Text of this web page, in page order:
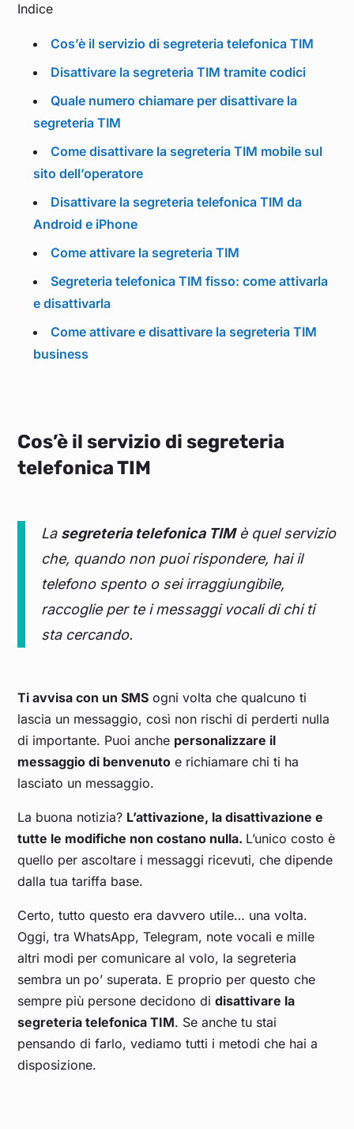
Indice
Cos’è il servizio di segreteria telefonica TIM
Disattivare la segreteria TIM tramite codici
Quale numero chiamare per disattivare la
segreteria TIM
Come disattivare la segreteria TIM mobile sul
sito dell’operatore
Disattivare la segreteria telefonica TIM da
Android e iPhone
Come attivare la segreteria TIM
Segreteria telefonica TIM fisso: come attivarla
e disattivarla
Come attivare e disattivare la segreteria TIM
business
Cos’è il servizio di segreteria
telefonica TIM
La segreteria telefonica TIMè quel servizio
che, quando non puoi rispondere, hai il
telefono spento o sei irraggiungibile,
raccoglie per te i messaggi vocali di chi ti
sta cercando.
Ti avvisa con un SMS ogni volta che qualcuno ti
lascia un messaggio, così non rischi di perderti nulla
di importante. Puoi anche personalizzare il
messaggio di benvenuto e richiamare chi ti ha
lasciato un messaggio.
La buona notizia? L’attivazione, la disattivazione e
tutte le modifiche non costano nulla. L’unico costo è
quello per ascoltare i messaggi ricevuti, che dipende
dalla tua tariffa base.
Certo, tutto questo era davvero utile… una volta.
Oggi, tra WhatsApp, Telegram, note vocali e mille
altri modi per comunicare al volo, la segreteria
sembra un po’ superata. E proprio per questo che
sempre più persone decidono didisattivare la
segreteria telefonica TIM. Se anche tu stai
pensando di farlo, vediamo tutti i metodi che hai a
disposizione.